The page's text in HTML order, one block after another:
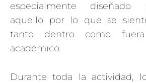
especialmente diseñado
aquello por lo que se
tanto dentro como
académico.
Durante toda la actividad,